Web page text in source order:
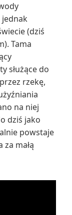
jednak
(dziś
Tama
służące do
rzekę,
na niej
dziś jako
powstaje
małą